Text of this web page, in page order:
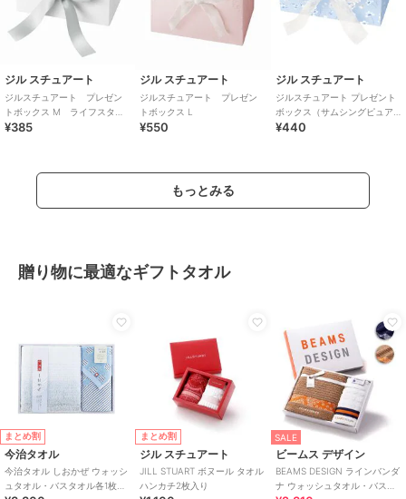
ジル スチュアート
ジルスチュアート プレゼン
トボックス M ライフスタイ
ル
¥385
ジル スチュアート
ジルスチュアート プレゼン
トボックス L
¥550
ジル スチュアート
ジルスチュアート プレゼント
ボックス（サムシングピュア
ブルー２６）Ｍ＜限定＞
¥440
もっとみる
贈り物に最適なギフトタオル
まとめ割
今治タオル
今治タオル しおかぜ ウォッシ
ュタオル・バスタオル各1枚入
まとめ割
ジル スチュアート
JILL STUART ボヌール タオル
ハンカチ2枚入り
SALE
ビームス デザイン
BEAMS DESIGN ラインバンダ
ナ ウォッシュタオル・バスタ